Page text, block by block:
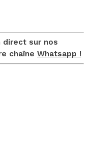
direct sur nos
chaîne Whatsapp !